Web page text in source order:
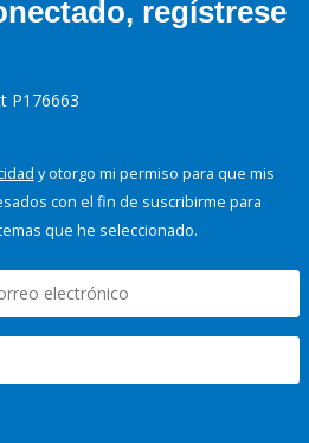
regístrese
P176663
y otorgo mi permiso para que mis
con el fin de suscribirme para
que he seleccionado.